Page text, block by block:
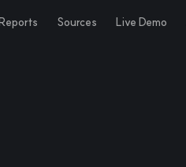
Sources Live Demo